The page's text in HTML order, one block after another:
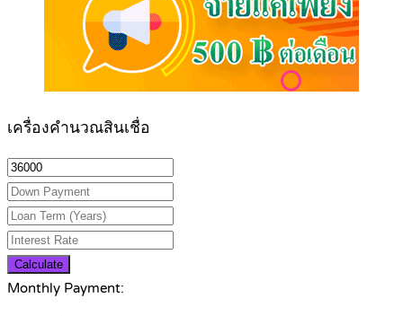
เครื่องคำนวณสินเชื่อ
Calculate
Monthly Payment: